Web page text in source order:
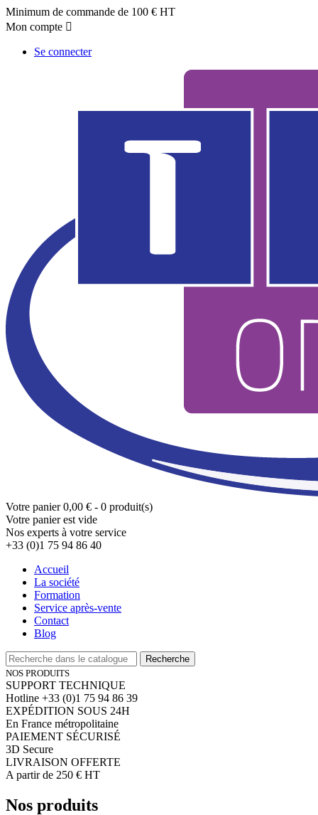
Minimum de commande de 100 € HT
Mon compte 
Se connecter
Votre panier 0,00 € - 0 produit(s)
Votre panier est vide
Nos experts à votre service
+33 (0)1 75 94 86 40
Accueil
La société
Formation
Service après-vente
Contact
Blog
Recherche
NOS PRODUITS
SUPPORT TECHNIQUE
Hotline +33 (0)1 75 94 86 39
EXPÉDITION SOUS 24H
En France métropolitaine
PAIEMENT SÉCURISÉ
3D Secure
LIVRAISON OFFERTE
A partir de 250 € HT
Nos produits